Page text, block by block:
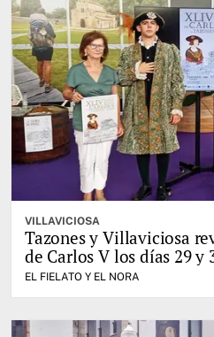
VILLAVICIOSA
Tazones y Villaviciosa
de Carlos V los días 29 y
EL FIELATO Y EL NORA